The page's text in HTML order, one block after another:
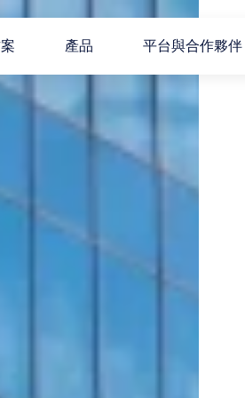
產品 平台與合作夥伴